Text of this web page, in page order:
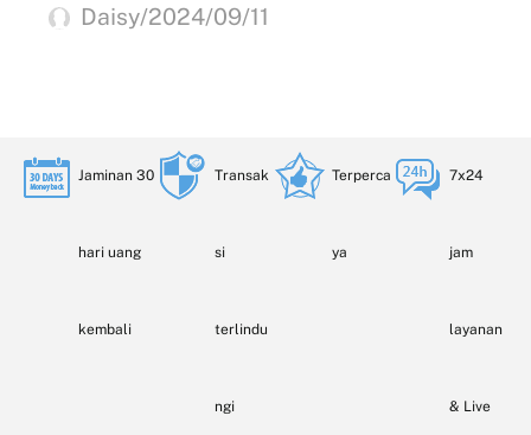
Daisy/2024/09/11
Jaminan 30
hari uang
kembali
Transak
si
terlindu
ngi
Terperca
ya
7x24
jam
layanan
& Live